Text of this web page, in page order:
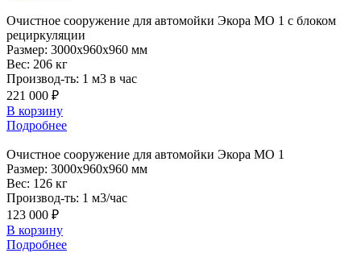
Очистное сооружение для автомойки Экора МО 1 с блоком
рециркуляции
Размер: 3000x960x960 мм
Вес: 206 кг
Производ-ть: 1 м3 в час
221 000 ₽
В корзину
Подробнее
Очистное сооружение для автомойки Экора МО 1
Размер: 3000x960x960 мм
Вес: 126 кг
Производ-ть: 1 м3/час
123 000 ₽
В корзину
Подробнее